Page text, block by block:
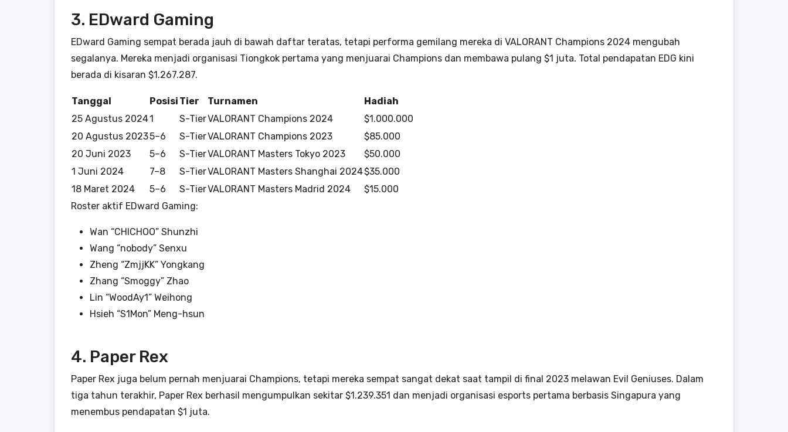
3. EDward Gaming
EDward Gaming sempat berada jauh di bawah daftar teratas, tetapi performa gemilang mereka di VALORANT Champions 2024 mengubah
segalanya. Mereka menjadi organisasi Tiongkok pertama yang menjuarai Champions dan membawa pulang $1 juta. Total pendapatan EDG kini
berada di kisaran $1.267.287.
Tanggal Posisi Tier Turnamen
Hadiah
25 Agustus 20241 S-TierVALORANT Champions 2024
$1.000.000
20 Agustus 20235–6 S-TierVALORANT Champions 2023
$85.000
20 Juni 2023
5–6 S-TierVALORANT Masters Tokyo 2023
$50.000
1 Juni 2024
7–8 S-TierVALORANT Masters Shanghai 2024$35.000
18 Maret 2024
5–6 S-TierVALORANT Masters Madrid 2024
$15.000
Roster aktif EDward Gaming:
Wan “CHICHOO” Shunzhi
Wang “nobody” Senxu
Zheng “ZmjjKK” Yongkang
Zhang “Smoggy” Zhao
Lin “WoodAy1” Weihong
Hsieh “S1Mon” Meng-hsun
4. Paper Rex
Paper Rex juga belum pernah menjuarai Champions, tetapi mereka sempat sangat dekat saat tampil di final 2023 melawan Evil Geniuses. Dalam
tiga tahun terakhir, Paper Rex berhasil mengumpulkan sekitar $1.239.351 dan menjadi organisasi esports pertama berbasis Singapura yang
menembus pendapatan $1 juta.